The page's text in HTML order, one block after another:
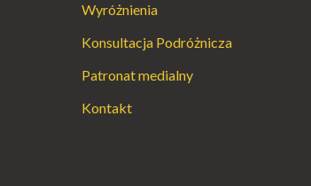
Wyróżnienia
Konsultacja Podróżnicza
Patronat medialny
Kontakt